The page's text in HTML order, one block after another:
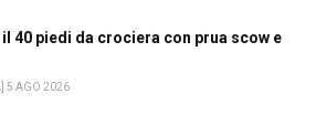
il 40 piedi da crociera con prua scow e
5 AGO 2026